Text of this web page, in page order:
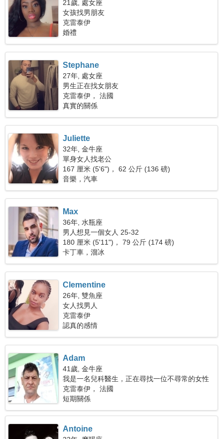
21歲, 處女座
女孩找男朋友
克雷泰伊
婚禮
Stephane
27年, 處女座
男生正在找女朋友
克雷泰伊， 法國
真實的關係
Juliette
32年, 金牛座
單身女人找老公
167 厘米 (5'6")， 62 公斤 (136 磅)
音樂，汽車
Max
36年, 水瓶座
男人想見一個女人 25-32
180 厘米 (5'11")， 79 公斤 (174 磅)
卡丁車，溜冰
Clementine
26年, 雙魚座
女人找男人
克雷泰伊
認真的感情
Adam
41歲, 金牛座
我是一名兒科醫生，正在尋找一位不尋常的女性
克雷泰伊， 法國
短期關係
Antoine